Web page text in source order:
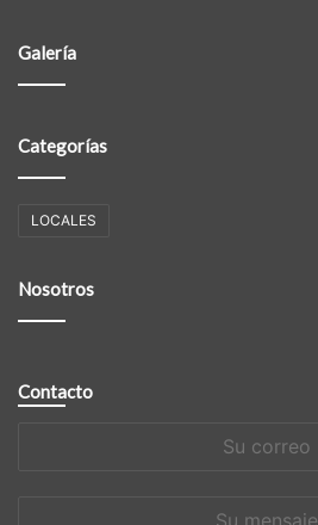
Galería
Categorías
LOCALES
Nosotros
Contacto